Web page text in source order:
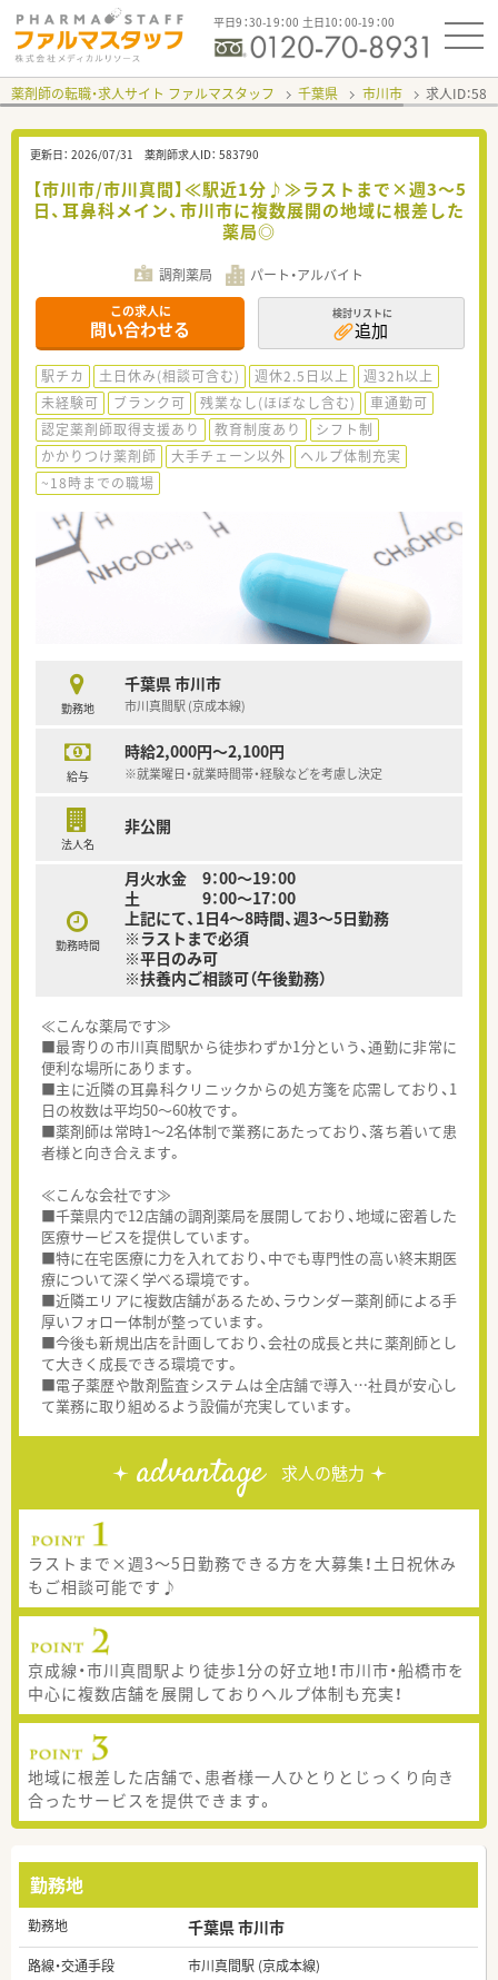
平日9：30-19：00 土日10：00-19：00
薬剤師の転職・求人サイト ファルマスタッフ 千葉県 市川市 求人ID：
更新日： 2026/07/31 薬剤師求人ID： 583790
【市川市/市川真間】≪駅近1分♪≫ラストまで×週3～5
日、耳鼻科メイン、市川市に複数展開の地域に根差した
薬局◎
調剤薬局 パート・アルバイト
この求人に
問い合わせる
検討リストに
追加
駅チカ 土日休み(相談可含む) 週休2.5日以上
週32h以上
未経験可
ブランク可 残業なし(ほぼなし含む)
車通勤可
認定薬剤師取得支援あり
教育制度あり
シフト制
かかりつけ薬剤師
大手チェーン以外
ヘルプ体制充実
~18時までの職場
勤務地
千葉県 市川市
市川真間駅 (京成本線)
給与
時給2,000円～2,100円
※就業曜日・就業時間帯・経験などを考慮し決定
法人名
非公開
勤務時間
月火水金 9：00～19：00
土 9：00～17：00
上記にて、1日4～8時間、週3～5日勤務
※ラストまで必須
※平日のみ可
※扶養内ご相談可（午後勤務）
≪こんな薬局です≫
■最寄りの市川真間駅から徒歩わずか1分という、通勤に非常に
便利な場所にあります。
■主に近隣の耳鼻科クリニックからの処方箋を応需しており、1
日の枚数は平均50～60枚です。
■薬剤師は常時1～2名体制で業務にあたっており、落ち着いて患
者様と向き合えます。
≪こんな会社です≫
■千葉県内で12店舗の調剤薬局を展開しており、地域に密着した
医療サービスを提供しています。
■特に在宅医療に力を入れており、中でも専門性の高い終末期医
療について深く学べる環境です。
■近隣エリアに複数店舗があるため、ラウンダー薬剤師による手
厚いフォロー体制が整っています。
■今後も新規出店を計画しており、会社の成長と共に薬剤師とし
て大きく成長できる環境です。
■電子薬歴や散剤監査システムは全店舗で導入…社員が安心し
て業務に取り組めるよう設備が充実しています。
advantage 求人の魅力
ラストまで×週3～5日勤務できる方を大募集！土日祝休み
もご相談可能です♪
京成線・市川真間駅より徒歩1分の好立地！市川市・船橋市を
中心に複数店舗を展開しておりヘルプ体制も充実！
地域に根差した店舗で、患者様一人ひとりとじっくり向き
合ったサービスを提供できます。
勤務地
勤務地 千葉県 市川市
路線・交通手段
市川真間駅 (京成本線)